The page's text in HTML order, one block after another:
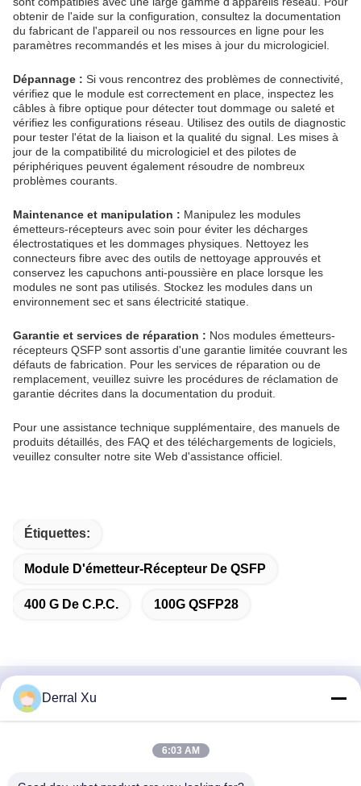
obtenir de l'aide sur la configuration, consultez la documentation
du fabricant de l'appareil ou nos ressources en ligne pour les
paramètres recommandés et les mises à jour du micrologiciel.
Dépannage : Si vous rencontrez des problèmes de connectivité,
vérifiez que le module est correctement en place, inspectez les
câbles à fibre optique pour détecter tout dommage ou saleté et
vérifiez les configurations réseau. Utilisez des outils de diagnostic
pour tester l'état de la liaison et la qualité du signal. Les mises à
jour de la compatibilité du micrologiciel et des pilotes de
périphériques peuvent également résoudre de nombreux
problèmes courants.
Maintenance et manipulation : Manipulez les modules
émetteurs-récepteurs avec soin pour éviter les décharges
électrostatiques et les dommages physiques. Nettoyez les
connecteurs fibre avec des outils de nettoyage approuvés et
conservez les capuchons anti-poussière en place lorsque les
modules ne sont pas utilisés. Stockez les modules dans un
environnement sec et sans électricité statique.
Garantie et services de réparation : Nos modules émetteurs-
récepteurs QSFP sont assortis d'une garantie limitée couvrant les
défauts de fabrication. Pour les services de réparation ou de
remplacement, veuillez suivre les procédures de réclamation de
garantie décrites dans la documentation du produit.
Pour une assistance technique supplémentaire, des manuels de
produits détaillés, des FAQ et des téléchargements de logiciels,
veuillez consulter notre site Web d'assistance officiel.
Étiquettes:
Module D'émetteur-Récepteur De QSFP
400 G De C.p.c. 100G QSFP28
Contactez rapidement
Derral Xu
6:03 AM